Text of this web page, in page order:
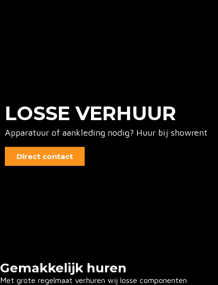
LOSSE VERHUUR
Apparatuur of aankleding nodig? Huur bij showrent
Direct contact
Gemakkelijk huren
Met grote regelmaat verhuren wij losse componenten